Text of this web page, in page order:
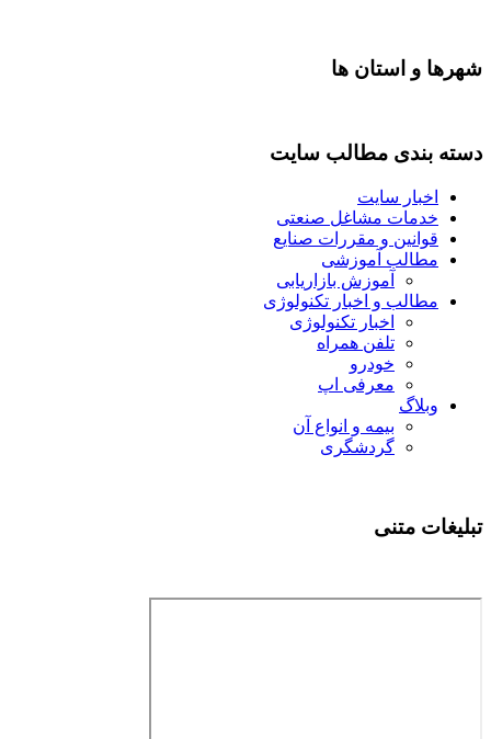
شهرها و استان ها
دسته بندی مطالب سایت
اخبار سایت
خدمات مشاغل صنعتی
قوانین و مقررات صنایع
مطالب آموزشی
آموزش بازاریابی
مطالب و اخبار تکنولوژی
اخبار تکنولوژی
تلفن همراه
خودرو
معرفی اپ
وبلاگ
بیمه و انواع آن
گردشگری
تبلیغات متنی